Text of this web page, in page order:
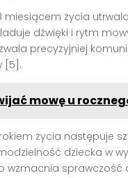
miesiącem życia
dźwięki i rytm
precyzyjniej
[5].
mowę u
życia następuje
dziecka w
wzmacnia sprawczość